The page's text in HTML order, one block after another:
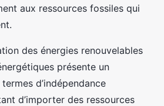
aux ressources fossiles qui
des énergies renouvelables
présente un
d’indépendance
d’importer des ressources